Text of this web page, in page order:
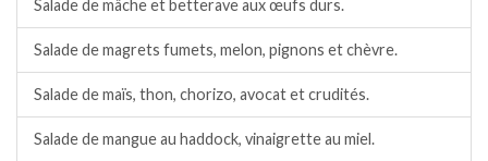
Salade de mâche et betterave aux œufs durs.
Salade de magrets fumets, melon, pignons et chèvre.
Salade de maïs, thon, chorizo, avocat et crudités.
Salade de mangue au haddock, vinaigrette au miel.